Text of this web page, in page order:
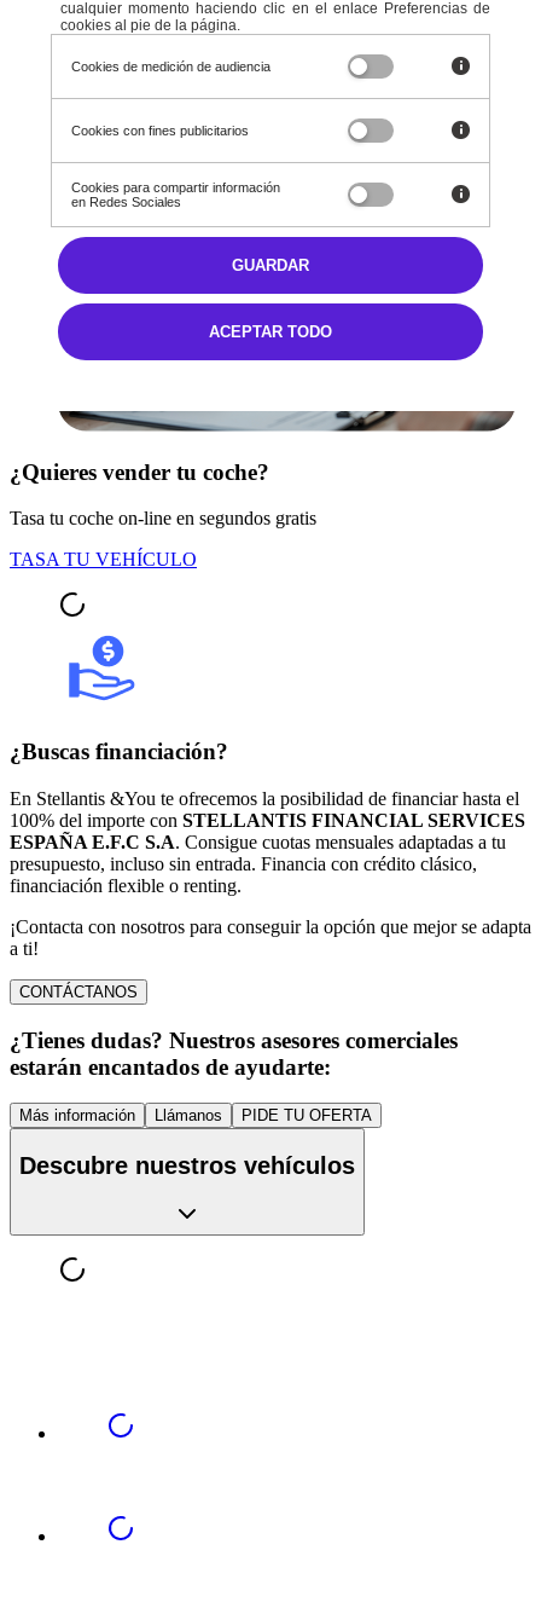
Ver todos
Nuestros servicios
¿Quieres vender tu coche?
Tasa tu coche on-line en segundos gratis
TASA TU VEHÍCULO
¿Buscas financiación?
En Stellantis &You te ofrecemos la posibilidad de financiar hasta el
100% del importe con STELLANTIS FINANCIAL SERVICES
ESPAÑA E.F.C S.A. Consigue cuotas mensuales adaptadas a tu
presupuesto, incluso sin entrada. Financia con crédito clásico,
financiación flexible o renting.
¡Contacta con nosotros para conseguir la opción que mejor se adapta
a ti!
CONTÁCTANOS
¿Tienes dudas? Nuestros asesores comerciales
estarán encantados de ayudarte:
Más información Llámanos PIDE TU OFERTA
Descubre nuestros vehículos
cualquier momento haciendo clic en el enlace Preferencias de
cookies al pie de la página.
Cookies de medición de audiencia
Cookies con fines publicitarios
Cookies para compartir información
en Redes Sociales
ACEPTAR TODO
GUARDAR